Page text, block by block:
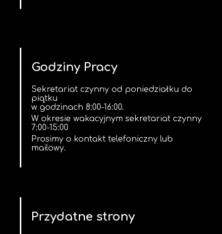
Godziny Pracy
Sekretariat czynny od poniedziałku do
piątku
w godzinach 8:00-16:00.
W okresie wakacyjnym sekretariat czynny
7:00-15:00
Prosimy o kontakt telefoniczny lub
mailowy.
Przydatne strony